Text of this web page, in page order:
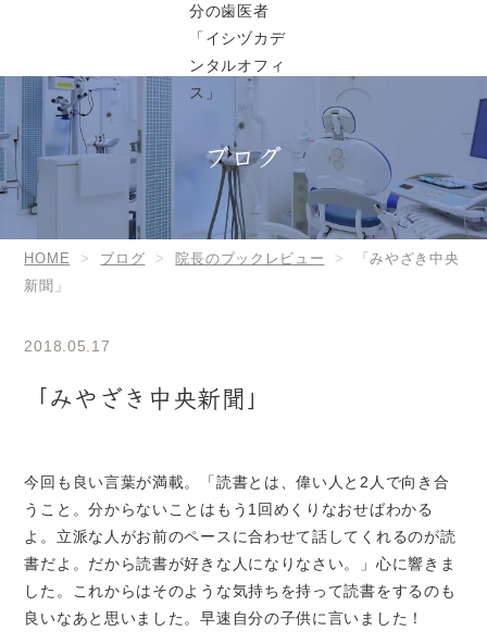
ブログ
HOME ブログ 院長のブックレビュー
「みやざき中央
新聞」
2018.05.17
「みやざき中央新聞」
今回も良い言葉が満載。「読書とは、偉い人と2人で向き合
うこと。分からないことはもう1回めくりなおせばわかる
よ。立派な人がお前のペースに合わせて話してくれるのが読
書だよ。だから読書が好きな人になりなさい。」心に響きま
した。これからはそのような気持ちを持って読書をするのも
良いなあと思いました。早速自分の子供に言いました！